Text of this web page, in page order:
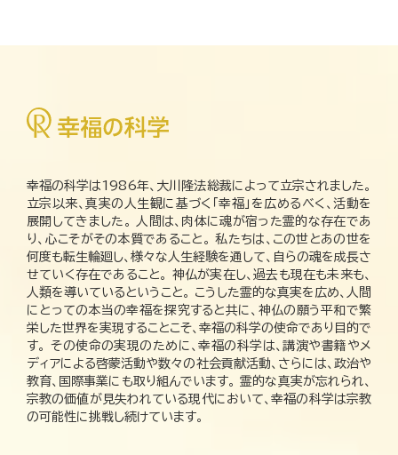
幸福の科学は1986年、大川隆法総裁によって立宗されました。
立宗以来、真実の人生観に基づく「幸福」を広めるべく、活動を
展開してきました。 人間は、肉体に魂が宿った霊的な存在であ
り、心こそがその本質であること。 私たちは、この世とあの世を
何度も転生輪廻し、様々な人生経験を通して、自らの魂を成長さ
せていく存在であること。 神仏が実在し、過去も現在も未来も、
人類を導いているということ。 こうした霊的な真実を広め、人間
にとっての本当の幸福を探究すると共に、神仏の願う平和で繁
栄した世界を実現することこそ、幸福の科学の使命であり目的で
す。 その使命の実現のために、幸福の科学は、講演や書籍やメ
ディアによる啓蒙活動や数々の社会貢献活動、さらには、政治や
教育、国際事業にも取り組んでいます。 霊的な真実が忘れられ、
宗教の価値が見失われている現代において、幸福の科学は宗教
の可能性に挑戦し続けています。